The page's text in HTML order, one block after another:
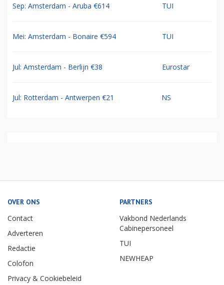
Sep: Amsterdam - Aruba €614 TUI
Mei: Amsterdam - Bonaire €594 TUI
Jul: Amsterdam - Berlijn €38 Eurostar
Jul: Rotterdam - Antwerpen €21 NS
OVER ONS
Contact
Adverteren
Redactie
Colofon
Privacy & Cookiebeleid
PARTNERS
Vakbond Nederlands
Cabinepersoneel
TUI
NEWHEAP